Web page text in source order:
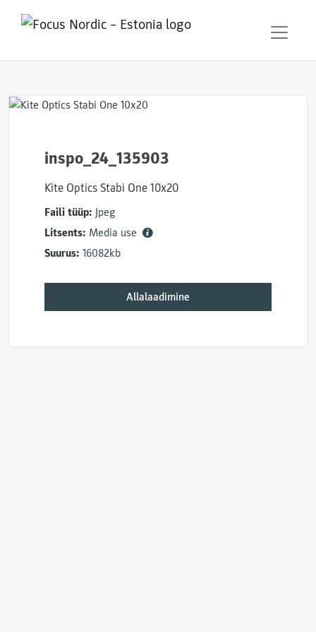
inspo_24_135903
Kite Optics Stabi One 10x20
Faili tüüp: Jpeg
Litsents: Media use
Suurus: 16082kb
Allalaadimine